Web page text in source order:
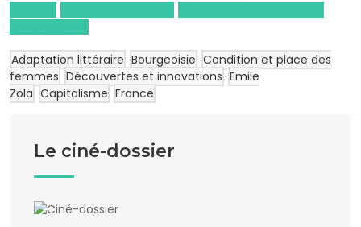
Adaptation littéraire Bourgeoisie Condition et place des
femmes Découvertes et innovations Emile
Zola Capitalisme France
Le ciné-dossier